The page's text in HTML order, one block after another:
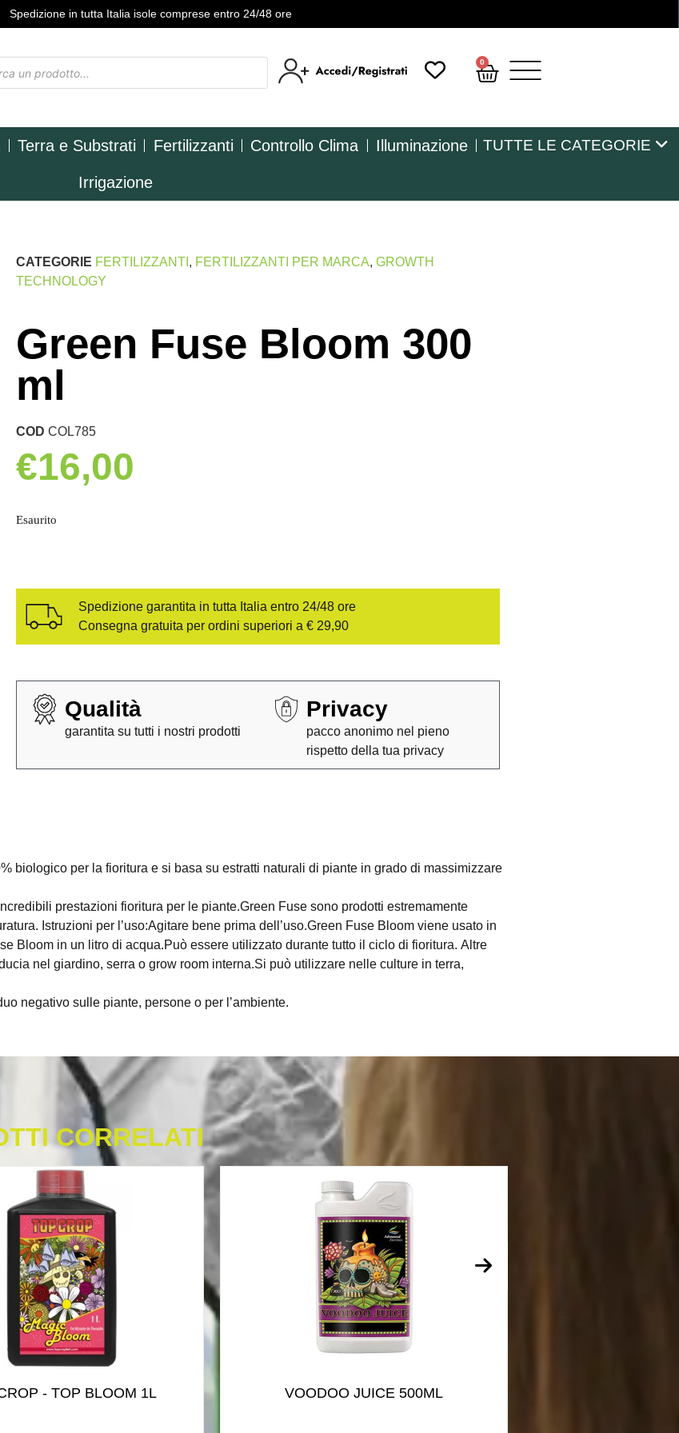
Spedizione in tutta Italia isole comprese entro 24/48 ore
0
Terra e Substrati Fertilizzanti Controllo Clima Illuminazione
Irrigazione
TUTTE LE CATEGORIE
CATEGORIE FERTILIZZANTI , FERTILIZZANTI PER MARCA,GROWTH
TECHNOLOGY
Green Fuse Bloom 300
ml
CODCOL785
€16,00
Esaurito
Spedizione garantita in tutta Italia entro 24/48 ore
Consegna gratuita per ordini superiori a € 29,90
Qualità
garantita su tutti i nostri prodotti
Privacy
pacco anonimo nel pieno
rispetto della tua privacy
biologico per la fioritura e si basa su estratti naturali di piante in grado di massimizzare
prestazioni fioritura per le piante.Green Fuse sono prodotti estremamente
Istruzioni per l’uso:Agitare bene prima dell’uso.Green Fuse Bloom viene usato in
Bloom in un litro di acqua.Può essere utilizzato durante tutto il ciclo di fioritura. Altre
nel giardino, serra o grow room interna.Si può utilizzare nelle culture in terra,
negativo sulle piante, persone o per l’ambiente.
CORRELATI
- TOP BLOOM 1L VOODOO JUICE 500ML